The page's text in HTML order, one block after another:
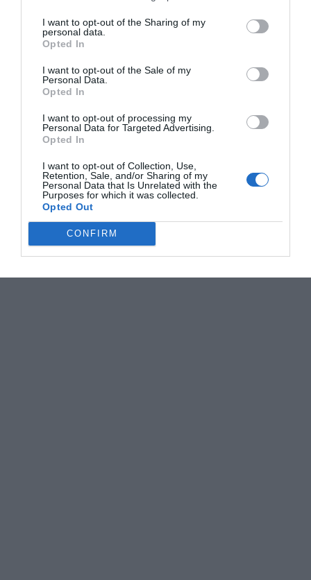
I want to opt-out of the Sharing of my
personal data.
Opted In
I want to opt-out of the Sale of my
Personal Data.
Opted In
I want to opt-out of processing my
Personal Data for Targeted Advertising.
Opted In
I want to opt-out of Collection, Use,
Retention, Sale, and/or Sharing of my
Personal Data that Is Unrelated with the
Purposes for which it was collected.
Opted Out
CONFIRM